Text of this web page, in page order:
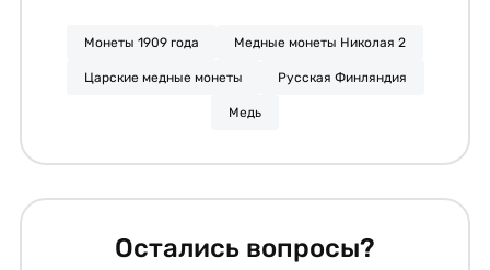
Монеты 1909 года Медные монеты Николая 2
Царские медные монеты Русская Финляндия
Медь
Остались вопросы?